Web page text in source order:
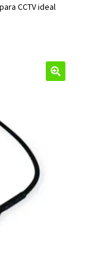
hijo
CCTV ideal